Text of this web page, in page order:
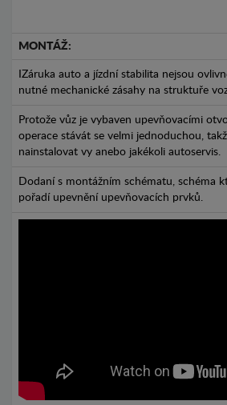
MONTÁŽ:
IZáruka auto a jízdní stabilita nejsou
nutné mechanické zásahy na struktuře
Protože vůz je vybaven upevňovacími
operace stávát se velmi jednoduchou,
nainstalovat vy anebo jakékoli autoservis.
Dodaní s montážním schématu, schéma
pořadí upevnění upevňovacích prvků.